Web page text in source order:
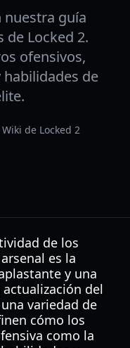
nuestra guía
de Locked 2.
ofensivos,
de
de Locked 2
de los
es la
y una
del
variedad de
cómo los
como la